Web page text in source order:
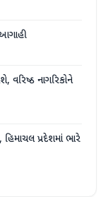
વરિષ્ઠ નાગરિકોને
પ્રદેશમાં ભારે